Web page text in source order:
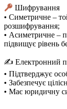
Шифрування
• Симетричне –
розшифрування;
• Асиметричне –
підвищує рівень
✍️ Електронний
• Підтверджує
• Забезпечує
• Має юридичну